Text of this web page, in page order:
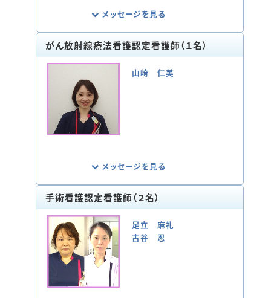
日々模索しています。2023年から血培陽性
例に対して病棟訪問し、病棟スタッフへOJT
を始めました。
耐性菌対策は、院内だけではなく、地域の病
院、診療所、福祉施設など地域全体の底上
げが必要です。大阪市唯一の大学病院とし
て地域連携に力を入れており、外部施設の
ラウンドも積極的に行っています。
メッセージを見る
緩和ケアは、病気に伴う身体と心のつらさ
を和らげ、その人らしく生きていくことを支え
るケアです。患者さんやご家族との対話を通
じて考えや思いを理解することからその人ら
しく過ごすことを支援しています。
私たち緩和ケア認定看護師は患者さまとご
家族の思いに寄り添いQOL向上を目指して
います。
がん放射線療法看護認定看護師（１名）
山崎 仁美
メッセージを見る
放射線療法を受ける患者さまの副作用及び
その予防ケア、患者さま・ご家族の身体・心
理・社会的な問題に対して多職種と協働し、
安全に治療が完遂出来るよう支援していま
す。
また、看護師の相談や研修などの開催を通
してがん放射線療法看護の質向上を目標に
活動しています。
手術看護認定看護師（２名）
足立 麻礼
古谷 忍